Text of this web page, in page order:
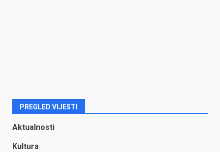
PREGLED VIJESTI
Aktualnosti
Kultura